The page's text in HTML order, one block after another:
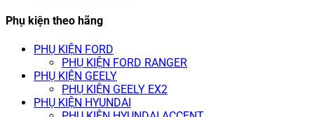
Phụ kiện theo hãng
PHỤ KIỆN FORD
PHỤ KIỆN FORD RANGER
PHỤ KIỆN GEELY
PHỤ KIỆN GEELY EX2
PHỤ KIỆN HYUNDAI